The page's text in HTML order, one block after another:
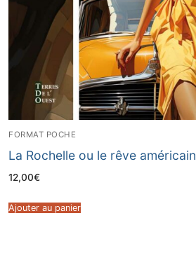
FORMAT POCHE
La Rochelle ou le rêve américain
12,00€
Ajouter au panier